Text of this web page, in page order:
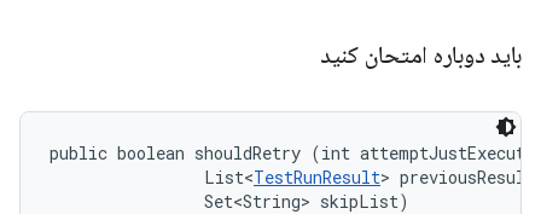
باید دوباره امتحان کنید
public boolean shouldRetry (int
                List<
TestRunResult>
                Set<String> skipList)